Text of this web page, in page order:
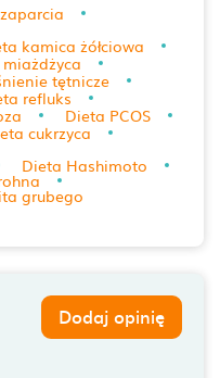
kamica żółciowa
tętnicze
refluks
Dieta PCOS
cukrzyca
Dieta Hashimoto
grubego
Dodaj opinię